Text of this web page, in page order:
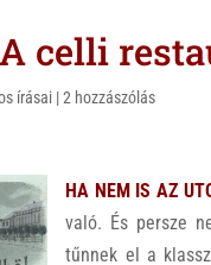
celli
írásai |2 hozzászólás
HA NEM IS AZ
való. És persze
tűnnek el a